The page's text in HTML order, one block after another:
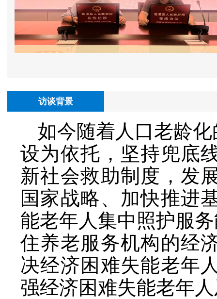
访谈背景
如今随着人口老龄
设为依托，坚持兜底
新社会救助制度，发
国家战略、加快推进
能老年人集中照护服
住养老服务机构的经
决经济困难失能老年
强经济困难失能老年